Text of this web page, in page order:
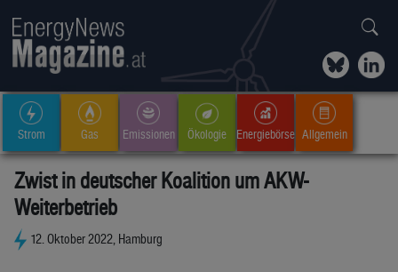
Strom Gas Emissionen Ökologie Energiebörse Allgemein
Zwist in deutscher Koalition um AKW-
Weiterbetrieb
12. Oktober 2022, Hamburg